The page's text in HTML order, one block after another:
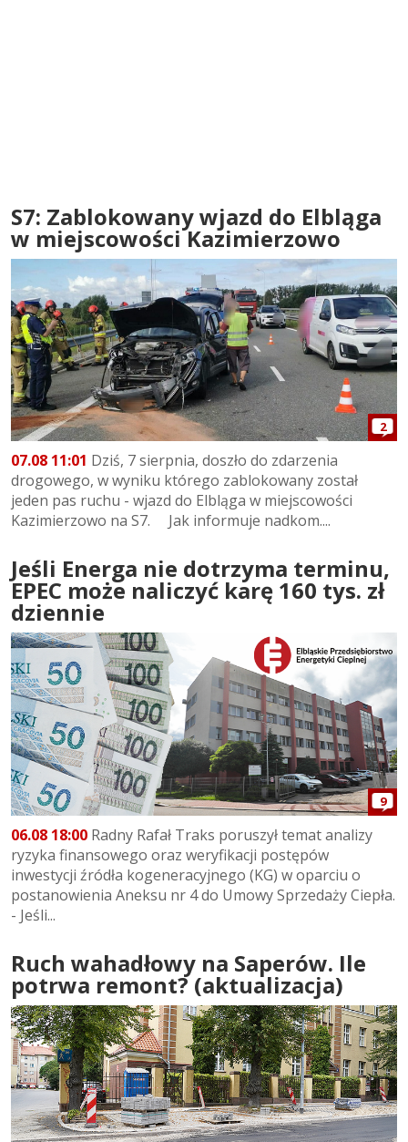
S7: Zablokowany wjazd do Elbląga
w miejscowości Kazimierzowo
2
07.08 11:01 Dziś, 7 sierpnia, doszło do zdarzenia
drogowego, w wyniku którego zablokowany został
jeden pas ruchu - wjazd do Elbląga w miejscowości
Kazimierzowo na S7. Jak informuje nadkom....
Jeśli Energa nie dotrzyma terminu,
EPEC może naliczyć karę 160 tys. zł
dziennie
9
06.08 18:00 Radny Rafał Traks poruszył temat analizy
ryzyka finansowego oraz weryfikacji postępów
inwestycji źródła kogeneracyjnego (KG) w oparciu o
postanowienia Aneksu nr 4 do Umowy Sprzedaży Ciepła.
- Jeśli...
Ruch wahadłowy na Saperów. Ile
potrwa remont? (aktualizacja)